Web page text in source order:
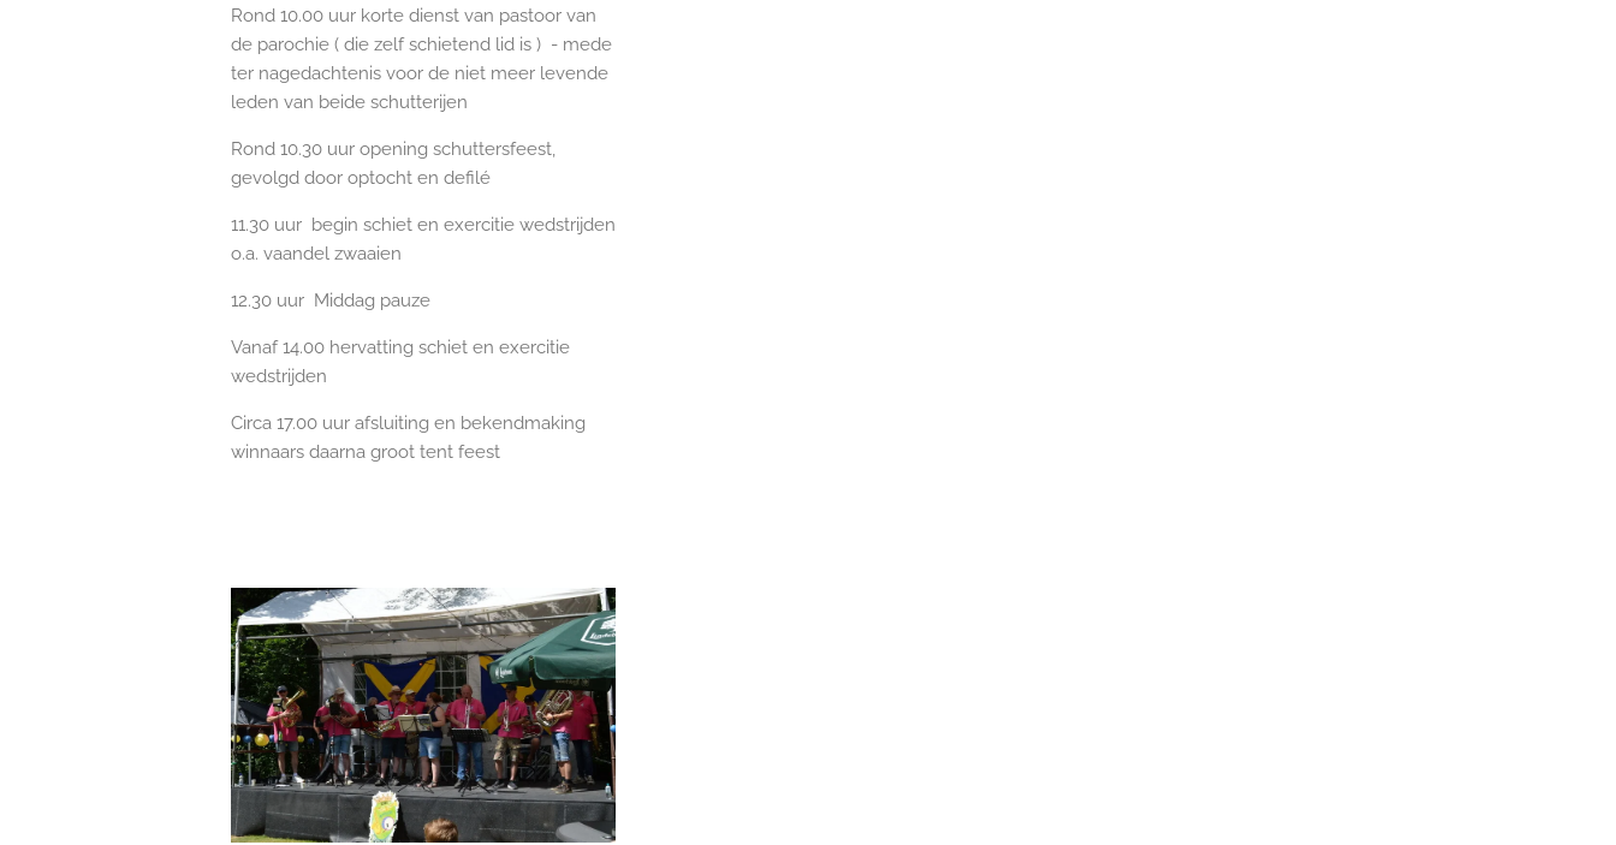
Rond 10.00 uur korte dienst van pastoor van
de parochie ( die zelf schietend lid is ) - mede
ter nagedachtenis voor de niet meer levende
leden van beide schutterijen
Rond 10.30 uur opening schuttersfeest,
gevolgd door optocht en defilé
11.30 uur begin schiet en exercitie wedstrijden
o.a. vaandel zwaaien
12.30 uur Middag pauze
Vanaf 14.00 hervatting schiet en exercitie
wedstrijden
Circa 17.00 uur afsluiting en bekendmaking
winnaars daarna groot tent feest